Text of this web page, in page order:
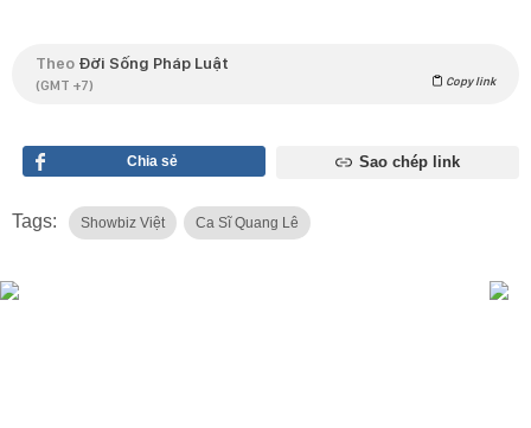
Theo Đời Sống Pháp Luật
(GMT +7) Copy link
Chia sẻ Sao chép link
Tags: Showbiz Việt Ca Sĩ Quang Lê